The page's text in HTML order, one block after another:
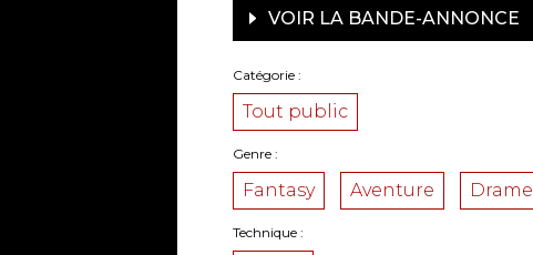
VOIR LA BANDE-ANNONCE
Catégorie
Tout public
Genre
Fantasy Aventure Drame
Technique